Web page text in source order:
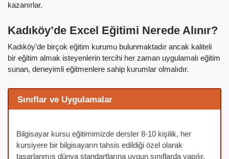
kazanırlar.
Kadıköy’de Excel Eğitimi Nerede Alınır?
Kadıköy’de birçok eğitim kurumu bulunmaktadır ancak kaliteli
bir eğitim almak isteyenlerin tercihi her zaman uygulamalı eğitim
sunan, deneyimli eğitmenlere sahip kurumlar olmalıdır.
Sınıflar ve Uygulamalar
Bilgisayar kursu eğitimimizde dersler 8-10 kişilik, her
kursiyere bir bilgisayarın tahsis edildiği özel olarak
tasarlanmış dünya standartlarına uygun sınıflarda yapılır.